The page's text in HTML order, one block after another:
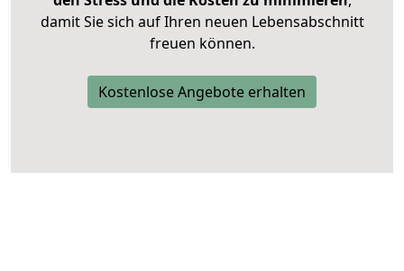
damit Sie sich auf Ihren neuen Lebensabschnitt
freuen können.
Kostenlose Angebote erhalten